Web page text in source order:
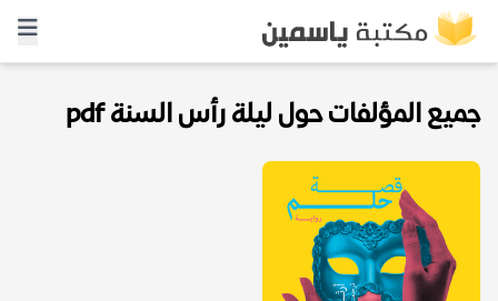
جميع المؤلفات حول ليلة رأس السنة pdf